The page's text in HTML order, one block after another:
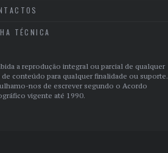
TÉCNICA
a reprodução integral ou parcial de qualquer
conteúdo para qualquer finalidade ou suporte.
nos de escrever segundo o Acordo
vigente até 1990.